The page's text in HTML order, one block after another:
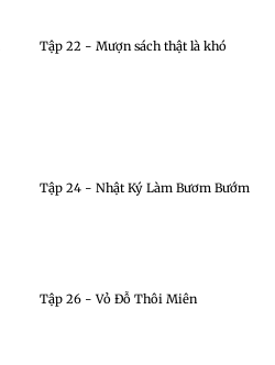
Tập 22 - Mượn sách thật là khó
Tập 24 - Nhật Ký Làm Bươm Bướm
Tập 26 - Vỏ Đỗ Thôi Miên